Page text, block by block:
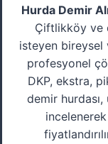
Hurda Demir
Çiftlikköy ve
isteyen bireysel
profesyonel
DKP, ekstra,
demir